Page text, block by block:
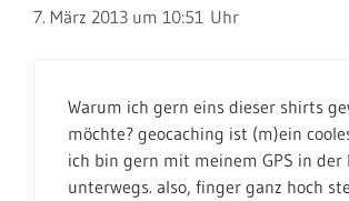
7. März 2013 um 10:51 Uhr
Warum ich gern eins dieser shirts
möchte? geocaching ist (m)ein
ich bin gern mit meinem GPS in der
unterwegs. also, finger ganz hoch